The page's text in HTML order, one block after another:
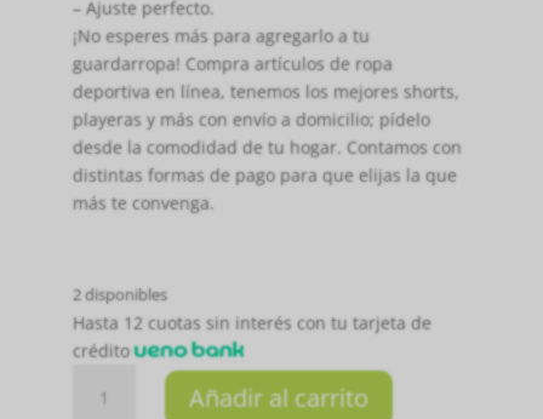
– Ajuste perfecto.
¡No esperes más para agregarlo a tu
guardarropa! Compra artículos de ropa
deportiva en línea, tenemos los mejores shorts,
playeras y más con envío a domicilio; pídelo
desde la comodidad de tu hogar. Contamos con
distintas formas de pago para que elijas la que
más te convenga.
2 disponibles
Hasta 12 cuotas sin interés con tu tarjeta de
crédito
LEGGINGS
Añadir al carrito